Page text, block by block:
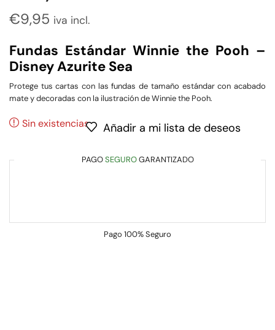
€9,95 iva incl.
Fundas Estándar Winnie the Pooh –
Disney Azurite Sea
Protege tus cartas con las fundas de tamaño estándar con acabado
mate y decoradas con la ilustración de Winnie the Pooh.
Sin existencias Añadir a mi lista de deseos
PAGOSEGUROGARANTIZADO
Pago 100% Seguro